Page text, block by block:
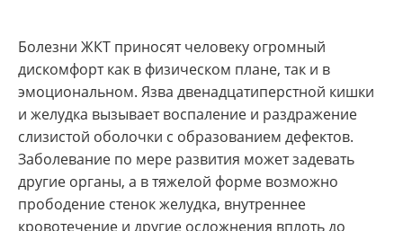
Болезни ЖКТ приносят человеку огромный
дискомфорт как в физическом плане, так и в
эмоциональном. Язва двенадцатиперстной кишки
и желудка вызывает воспаление и раздражение
слизистой оболочки с образованием дефектов.
Заболевание по мере развития может задевать
другие органы, а в тяжелой форме возможно
прободение стенок желудка, внутреннее
кровотечение и другие осложнения вплоть до